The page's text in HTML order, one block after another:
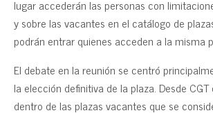
lugar accederán las personas con
y sobre las vacantes en el catálogo de
podrán entrar quienes acceden a la misma
El debate en la reunión se centró
la elección definitiva de la plaza. Desde
dentro de las plazas vacantes que se